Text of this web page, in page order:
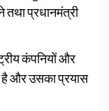
प्रधानमंत्री
कंपनियों और
है और उसका प्रयास